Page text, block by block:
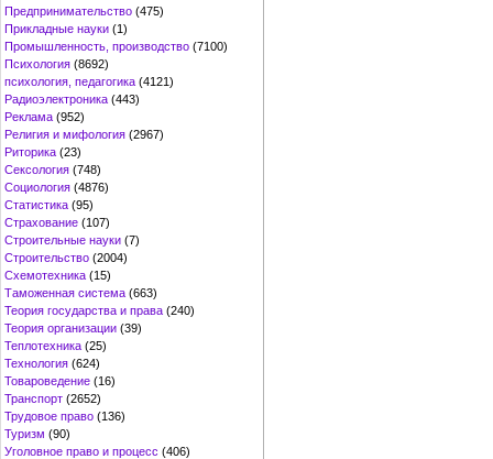
Предпринимательство (475)
Прикладные науки (1)
Промышленность, производство (7100)
Психология (8692)
психология, педагогика (4121)
Радиоэлектроника (443)
Реклама (952)
Религия и мифология (2967)
Риторика (23)
Сексология (748)
Социология (4876)
Статистика (95)
Страхование (107)
Строительные науки (7)
Строительство (2004)
Схемотехника (15)
Таможенная система (663)
Теория государства и права (240)
Теория организации (39)
Теплотехника (25)
Технология (624)
Товароведение (16)
Транспорт (2652)
Трудовое право (136)
Туризм (90)
Уголовное право и процесс (406)